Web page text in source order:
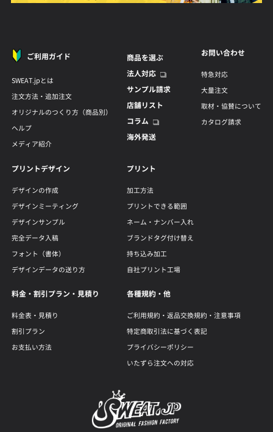
ご利用ガイド
SWEAT.jpとは
注文方法・追加注文
オリジナルのつくり方（商品別）
ヘルプ
メディア紹介
商品を選ぶ
法人対応
サンプル請求
店舗リスト
コラム
海外発送
お問い合わせ
特急対応
大量注文
取材・協賛について
カタログ請求
プリントデザイン
デザインの作成
デザインミーティング
デザインサンプル
完全データ入稿
フォント（書体）
デザインデータの送り方
プリント
加工方法
プリントできる範囲
ネーム・ナンバー入れ
ブランドタグ付け替え
持ち込み加工
自社プリント工場
料金・割引プラン・見積り
料金表・見積り
割引プラン
お支払い方法
各種規約・他
ご利用規約・返品交換規約・注意事項
特定商取引法に基づく表記
プライバシーポリシー
いたずら注文への対応